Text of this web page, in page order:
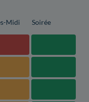
Midi Soirée